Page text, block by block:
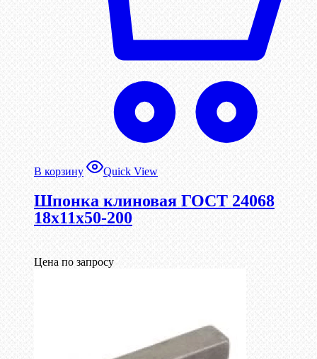
В корзину Quick View
Шпонка клиновая ГОСТ 24068
18х11х50-200
Цена по запросу